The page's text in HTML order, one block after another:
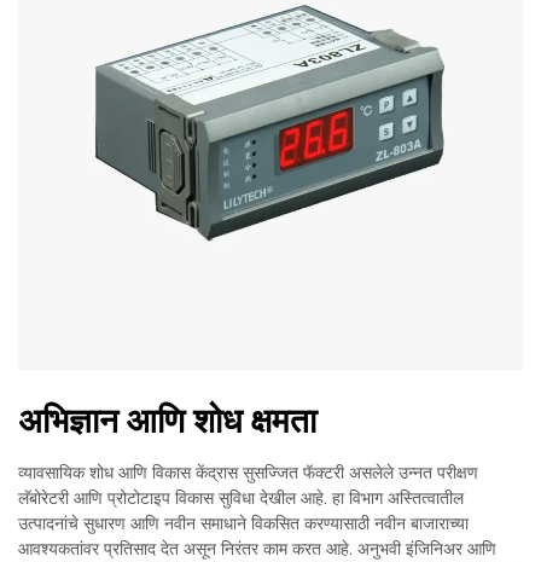
अभिज्ञान आणि शोध क्षमता
व्यावसायिक शोध आणि विकास केंद्रास सुसज्जित फॅक्टरी असलेले उन्नत परीक्षण
लॅबोरेटरी आणि प्रोटोटाइप विकास सुविधा देखील आहे. हा विभाग अस्तित्वातील
उत्पादनांचे सुधारण आणि नवीन समाधाने विकसित करण्यासाठी नवीन बाजाराच्या
आवश्यकतांवर प्रतिसाद देत असून निरंतर काम करत आहे. अनुभवी इंजिनिअर आणि